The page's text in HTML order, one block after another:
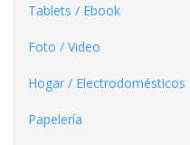
Tablets / Ebook
Foto / Video
Hogar / Electrodomésticos
Papelería